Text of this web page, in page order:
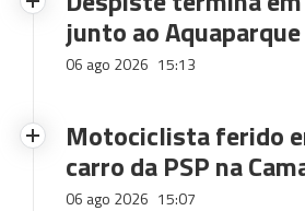
junto ao Aquaparque
06 ago 2026 15:13
Motociclista ferido
carro da PSP na
06 ago 2026 15:07